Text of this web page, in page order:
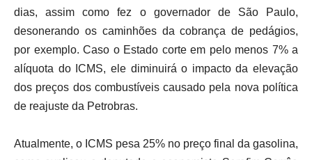
dias, assim como fez o governador de São Paulo,
desonerando os caminhões da cobrança de pedágios,
por exemplo. Caso o Estado corte em pelo menos 7% a
alíquota do ICMS, ele diminuirá o impacto da elevação
dos preços dos combustíveis causado pela nova política
de reajuste da Petrobras.
Atualmente, o ICMS pesa 25% no preço final da gasolina,